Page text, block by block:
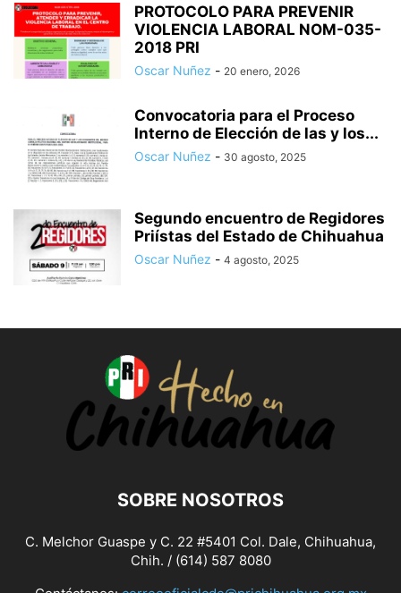
PROTOCOLO PARA PREVENIR
VIOLENCIA LABORAL NOM-035-
2018 PRI
Oscar Nuñez - 20 enero, 2026
Convocatoria para el Proceso
Interno de Elección de las y los...
Oscar Nuñez - 30 agosto, 2025
Segundo encuentro de Regidores
Priístas del Estado de Chihuahua
Oscar Nuñez - 4 agosto, 2025
SOBRE NOSOTROS
C. Melchor Guaspe y C. 22 #5401 Col. Dale, Chihuahua,
Chih. / (614) 587 8080